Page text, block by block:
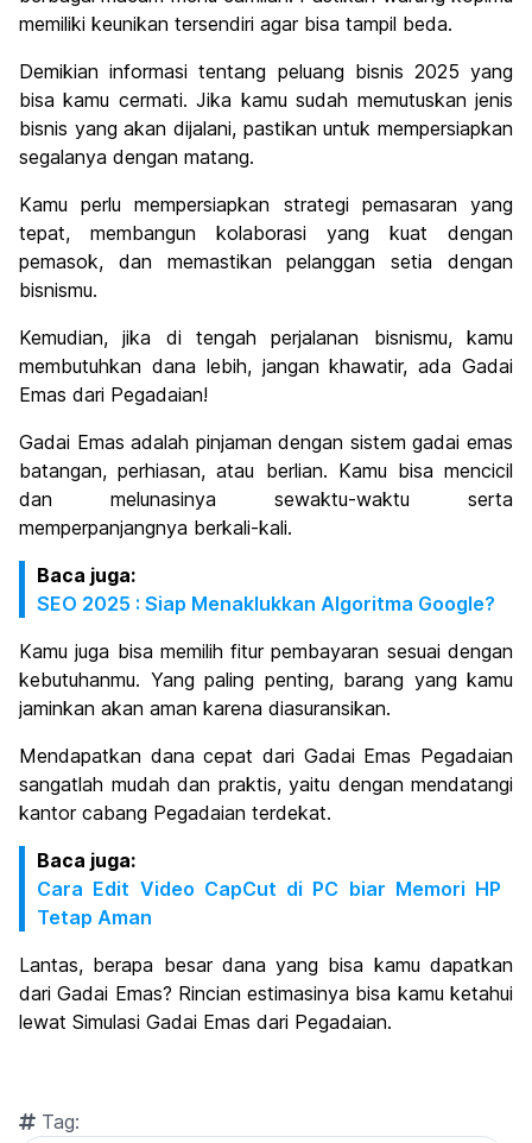
memiliki keunikan tersendiri agar bisa tampil beda.
Demikian informasi tentang peluang bisnis 2025 yang
bisa kamu cermati. Jika kamu sudah memutuskan jenis
bisnis yang akan dijalani, pastikan untuk mempersiapkan
segalanya dengan matang.
Kamu perlu mempersiapkan strategi pemasaran yang
tepat, membangun kolaborasi yang kuat dengan
pemasok, dan memastikan pelanggan setia dengan
bisnismu.
Kemudian, jika di tengah perjalanan bisnismu, kamu
membutuhkan dana lebih, jangan khawatir, ada Gadai
Emas dari Pegadaian!
Gadai Emas adalah pinjaman dengan sistem gadai emas
batangan, perhiasan, atau berlian. Kamu bisa mencicil
dan melunasinya sewaktu-waktu serta
memperpanjangnya berkali-kali.
Baca juga:
SEO 2025 : Siap Menaklukkan Algoritma Google?
Kamu juga bisa memilih fitur pembayaran sesuai dengan
kebutuhanmu. Yang paling penting, barang yang kamu
jaminkan akan aman karena diasuransikan.
Mendapatkan dana cepat dari Gadai Emas Pegadaian
sangatlah mudah dan praktis, yaitu dengan mendatangi
kantor cabang Pegadaian terdekat.
Baca juga:
Cara Edit Video CapCut di PC biar Memori HP
Tetap Aman
Lantas, berapa besar dana yang bisa kamu dapatkan
dari Gadai Emas? Rincian estimasinya bisa kamu ketahui
lewat Simulasi Gadai Emas dari Pegadaian.
Tag: